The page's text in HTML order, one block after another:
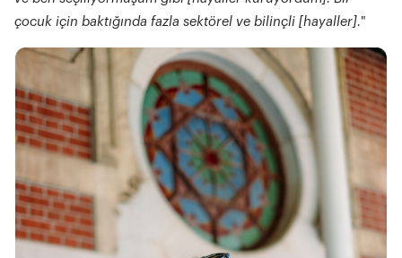
çocuk için baktığında fazla sektörel ve bilinçli [hayaller]."